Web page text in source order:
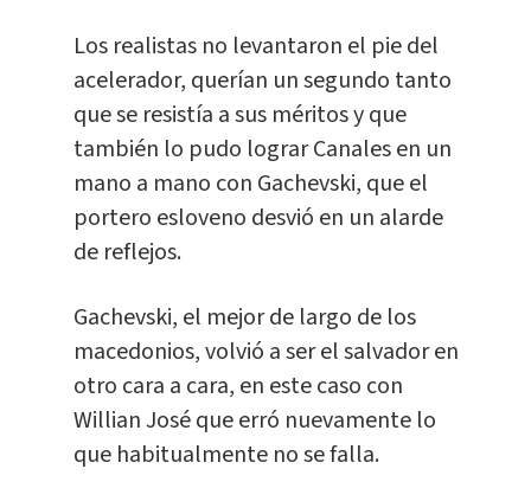
Los realistas no levantaron el pie del
acelerador, querían un segundo tanto
que se resistía a sus méritos y que
también lo pudo lograr Canales en un
mano a mano con Gachevski, que el
portero esloveno desvió en un alarde
de reflejos.
Gachevski, el mejor de largo de los
macedonios, volvió a ser el salvador en
otro cara a cara, en este caso con
Willian José que erró nuevamente lo
que habitualmente no se falla.